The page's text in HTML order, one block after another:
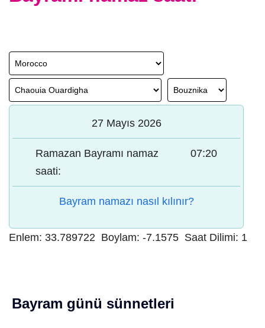
27 Mayıs 2026
Ramazan Bayramı namaz
saati:
07:20
Bayram namazı nasıl kılınır?
Enlem: 33.789722 Boylam: -7.1575 Saat Dilimi: 1
Bayram günü sünnetleri